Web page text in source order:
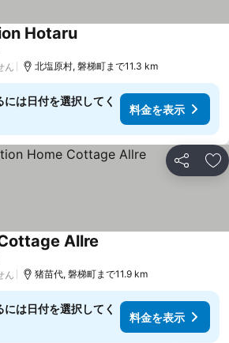
Hotaru
ん 北塩原村, 磐梯町まで11.3 km
は日付を選択してく
料金を表示
シェア お
Allre
ん 猪苗代, 磐梯町まで11.9 km
は日付を選択してく
料金を表示